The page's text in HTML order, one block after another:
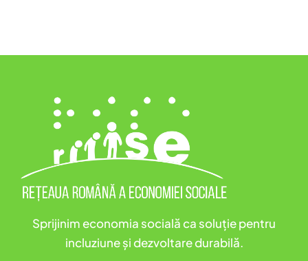
Sprijinim economia socială ca soluție pentru
incluziune și dezvoltare durabilă.